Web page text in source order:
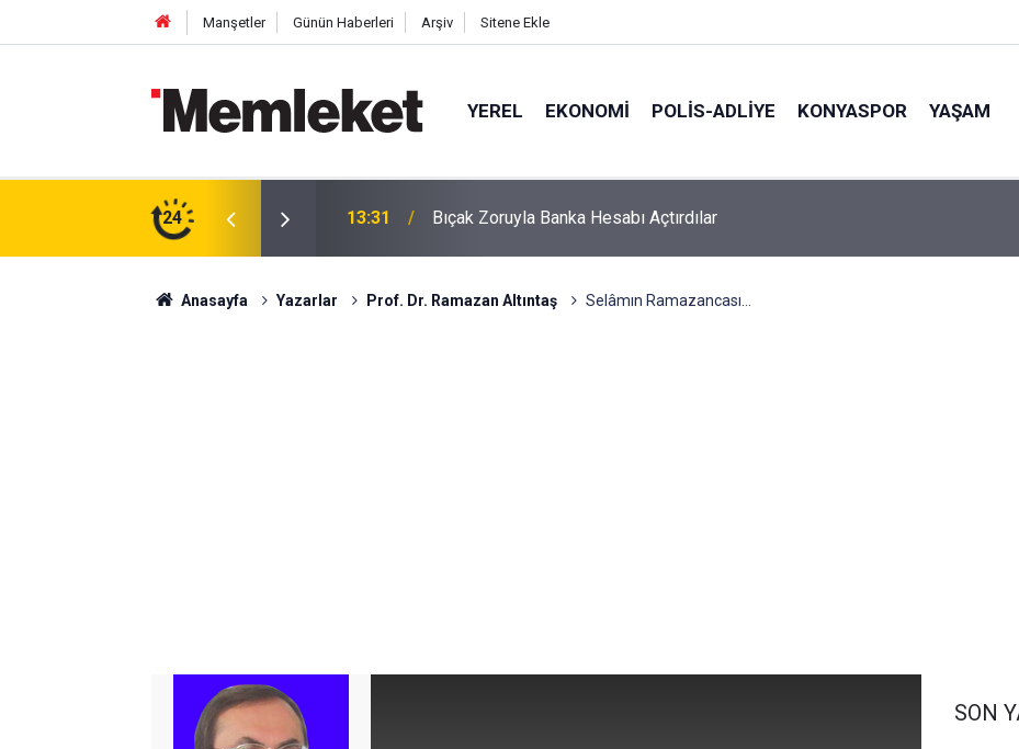
Manşetler Günün Haberleri Arşiv Sitene Ekle
YEREL EKONOMI POLİS-ADLİYE KONYASPOR YAŞAM
24 13:29 Ayaş Domatesinde Hasat Başladı: Tarlaya Gelen Kendi Eliyle Topluyor!
Anasayfa Yazarlar Prof. Dr. Ramazan Altıntaş Selâmın Ramazancası…
SON